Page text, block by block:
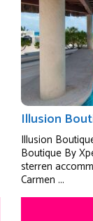
Illusion
Illusion
Boutique By
sterren
Carmen ...